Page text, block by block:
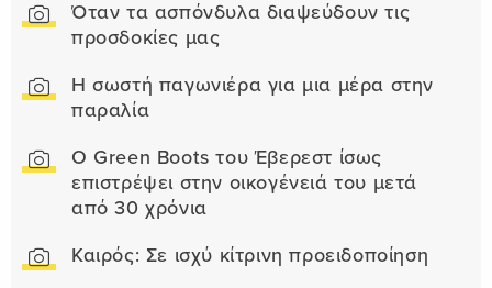
Όταν τα ασπόνδυλα διαψεύδουν τις
προσδοκίες μας
Η σωστή παγωνιέρα για μια μέρα στην
παραλία
Ο Green Boots του Έβερεστ ίσως
επιστρέψει στην οικογένειά του μετά
από 30 χρόνια
Καιρός: Σε ισχύ κίτρινη προειδοποίηση